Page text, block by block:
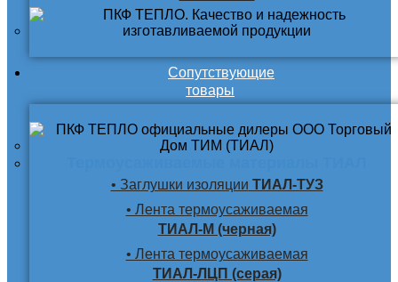
Сопутствующие
товары
• Заглушки изоляции ТИАЛ-ТУЗ
• Лента термоусаживаемая
ТИАЛ-М (черная)
• Лента термоусаживаемая
ТИАЛ-ЛЦП (серая)